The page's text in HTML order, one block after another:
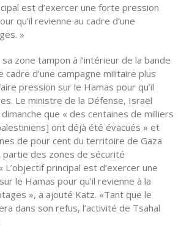
est d’exercer une forte pression
qu’il revienne au cadre d’une
»
zone tampon à l’intérieur de la bande
cadre d’une campagne militaire plus
pression sur le Hamas pour qu’il
Le ministre de la Défense, Israël
que « des centaines de milliers
ont déjà été évacués » et
de pour cent du territoire de Gaza
des zones de sécurité
L’objectif principal est d’exercer une
le Hamas pour qu’il revienne à la
», a ajouté Katz. «Tant que le
dans son refus, l’activité de Tsahal